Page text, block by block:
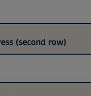
(second row)